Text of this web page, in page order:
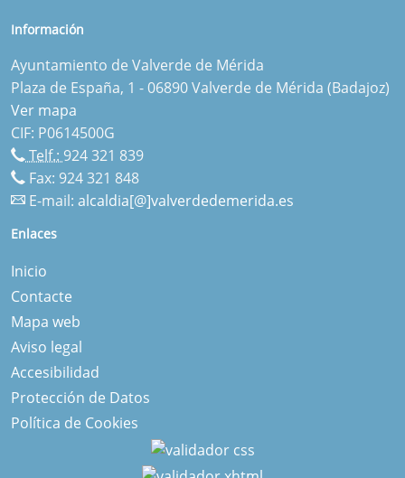
Información
Ayuntamiento de Valverde de Mérida
Plaza de España, 1 - 06890 Valverde de Mérida (Badajoz)
Ver mapa
CIF: P0614500G
Telf.: 924 321 839
Fax: 924 321 848
E-mail: alcaldia[@]valverdedemerida.es
Enlaces
Inicio
Contacte
Mapa web
Aviso legal
Accesibilidad
Protección de Datos
Política de Cookies